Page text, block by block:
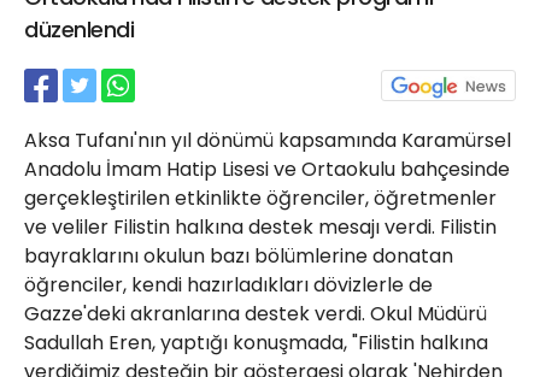
düzenlendi
Aksa Tufanı'nın yıl dönümü kapsamında Karamürsel
Anadolu İmam Hatip Lisesi ve Ortaokulu bahçesinde
gerçekleştirilen etkinlikte öğrenciler, öğretmenler
ve veliler Filistin halkına destek mesajı verdi. Filistin
bayraklarını okulun bazı bölümlerine donatan
öğrenciler, kendi hazırladıkları dövizlerle de
Gazze'deki akranlarına destek verdi. Okul Müdürü
Sadullah Eren, yaptığı konuşmada, "Filistin halkına
haber@golcukpostasi.com